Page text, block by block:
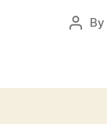
Post
By